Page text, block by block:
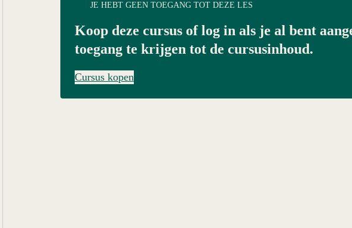
JE HEBT GEEN TOEGANG TOT DEZE LES
Koop deze cursus of log in als je al bent
toegang te krijgen tot de cursusinhoud.
Cursus kopen